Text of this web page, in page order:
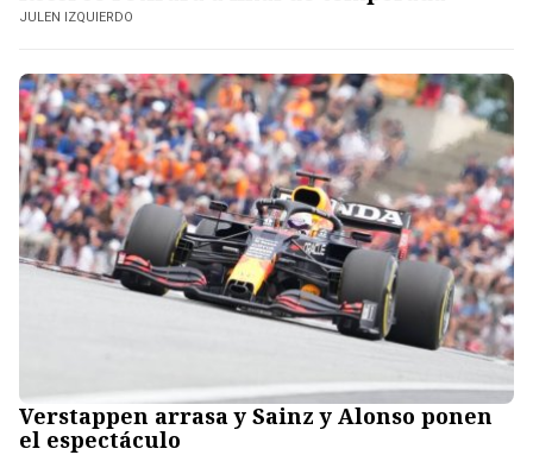
JULEN IZQUIERDO
Verstappen arrasa y Sainz y Alonso ponen
el espectáculo